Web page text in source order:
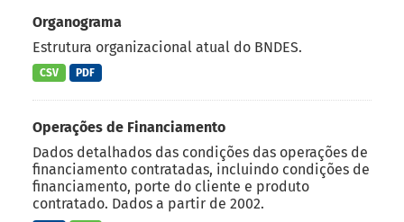
Organograma
Estrutura organizacional atual do BNDES.
CSV PDF
Operações de Financiamento
Dados detalhados das condições das operações de
financiamento contratadas, incluindo condições de
financiamento, porte do cliente e produto
contratado. Dados a partir de 2002.